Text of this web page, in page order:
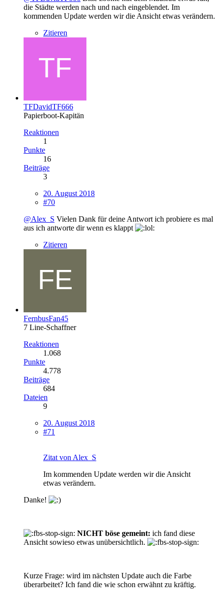
die Städte werden nach und nach eingeblendet. Im
kommenden Update werden wir die Ansicht etwas verändern.
Zitieren
TFDavidTF666
Papierboot-Kapitän
Reaktionen
1
Punkte
16
Beiträge
3
20. August 2018
#70
@Alex_S Vielen Dank für deine Antwort ich probiere es mal
aus ich antworte dir wenn es klappt
Zitieren
FernbusFan45
7 Line-Schaffner
Reaktionen
1.068
Punkte
4.778
Beiträge
684
Dateien
9
20. August 2018
#71
Zitat von Alex_S
Im kommenden Update werden wir die Ansicht
etwas verändern.
Danke!
NICHT böse gemeint: ich fand diese
Ansicht sowieso etwas unübersichtlich.
Kurze Frage: wird im nächsten Update auch die Farbe
überarbeitet? Ich fand die wie schon erwähnt zu kräftig.